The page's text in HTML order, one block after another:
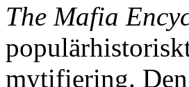
The Mafia
mytifiering.